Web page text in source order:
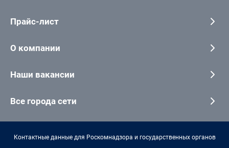
Прайс-лист
О компании
Наши вакансии
Все города сети
Контактные данные для Роскомнадзора и государственных органов